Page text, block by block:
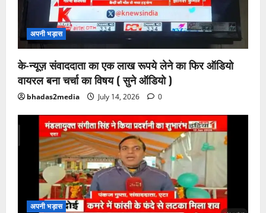
अपनी भड़ास
के-न्यूज़ संवाददाता का एक लाख रूपये लेने का फिर ऑडियो
वायरल बना चर्चा का विषय ( सुने ऑडियो )
bhadas2media July 14, 2026 0
अपनी भड़ास